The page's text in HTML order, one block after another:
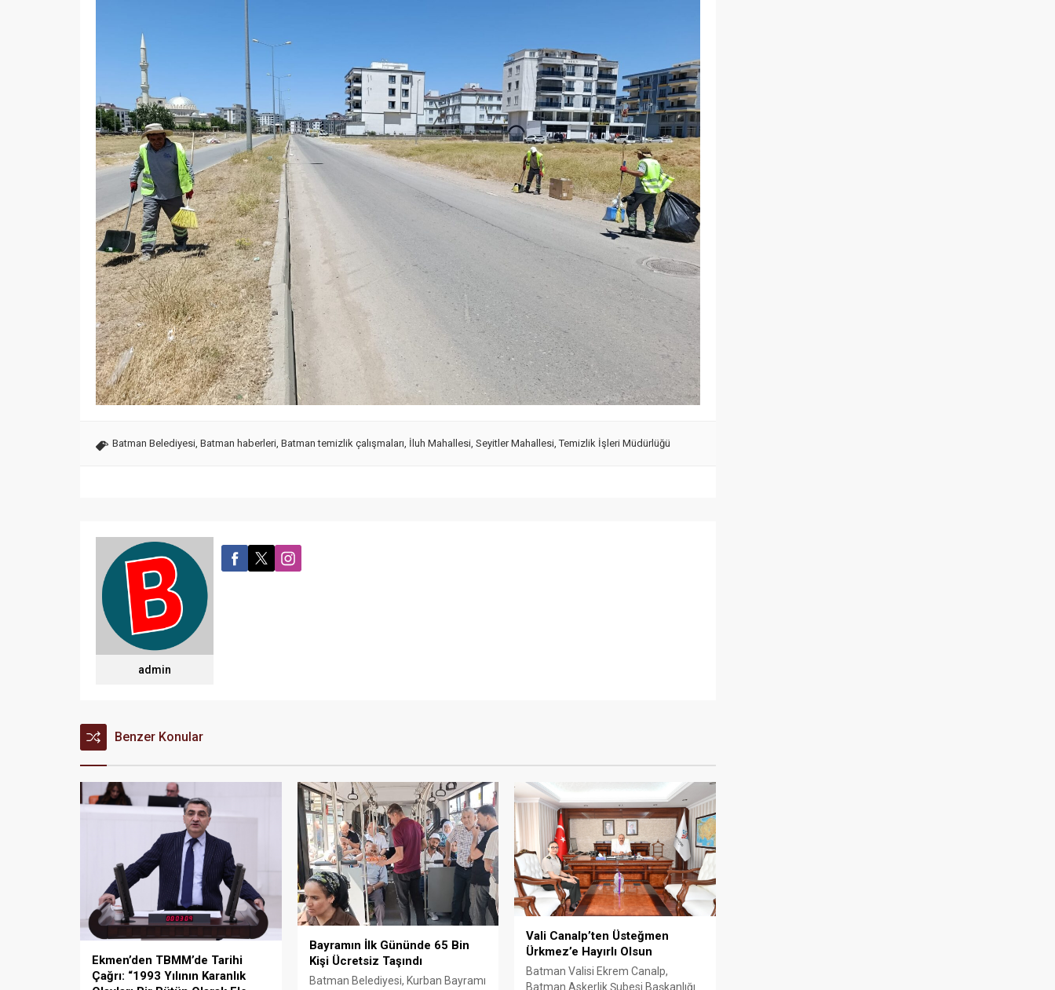
Batman Belediyesi, Batman haberleri, Batman temizlik çalışmaları, İluh Mahallesi, Seyitler Mahallesi,Temizlik İşleri Müdürlüğü
admin
Benzer Konular
Ekmen’den TBMM’de Tarihi
Çağrı: “1993 Yılının Karanlık
Bayramın İlk Gününde 65 Bin
Kişi Ücretsiz Taşındı
Batman Belediyesi, Kurban Bayramı
Vali Canalp’ten Üsteğmen
Ürkmez’e Hayırlı Olsun
Batman Valisi Ekrem Canalp,
Batman Askerlik Şubesi Başkanlığı